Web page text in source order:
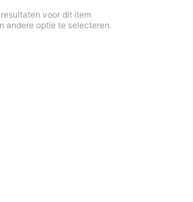
voor dit item
andere optie te selecteren.